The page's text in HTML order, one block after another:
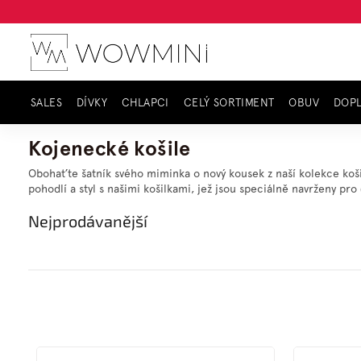
na
SALES DÍVKY CHLAPCI CELÝ SORTIMENT OBUV
Kojenecké košile
Obohaťte šatník svého miminka o nový kousek z naší kolekce
pohodlí a styl s našimi košilkami, jež jsou speciálně navrženy
Nejprodávanější